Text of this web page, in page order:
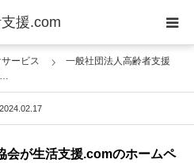
援.com
ービス
一般社団法人高齢者支援
2024.02.17
会が生活支援.comのホームペ